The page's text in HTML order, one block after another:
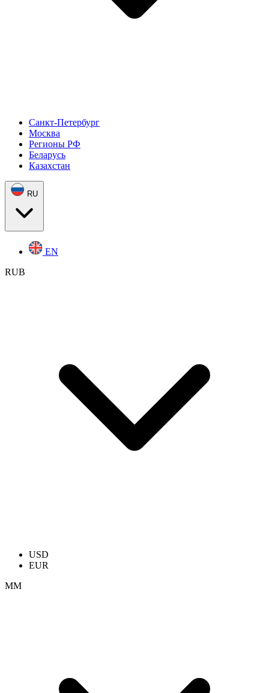
Санкт-Петербург
Москва
Регионы РФ
Беларусь
Казахстан
RU
EN
RUB
USD
EUR
ММ